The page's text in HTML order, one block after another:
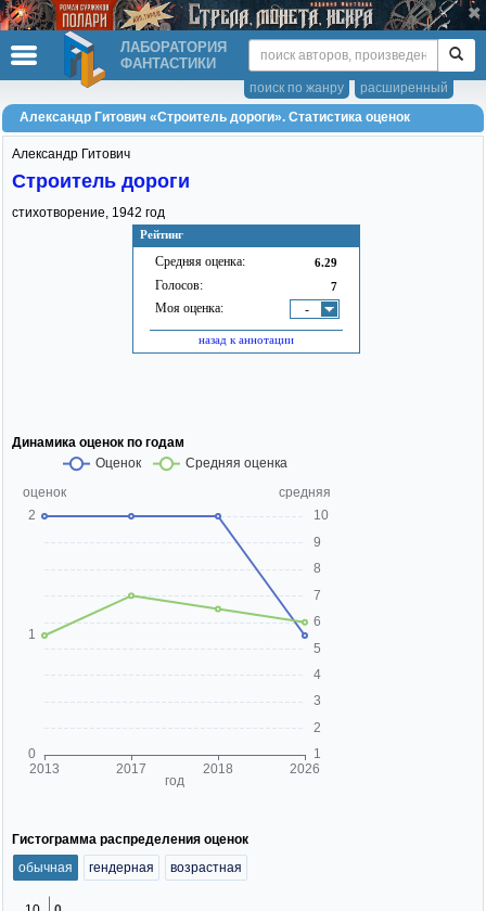
ЛАБОРАТОРИЯ
ФАНТАСТИКИ
расширенный
поиск по жанру
Александр Гитович «Строитель дороги». Статистика оценок
Рейтинг
Средняя оценка: 6.29
Голосов: 7
Моя оценка: -
назад к аннотации
Александр Гитович
Строитель дороги
стихотворение, 1942 год
Динамика оценок по годам
Гистограмма распределения оценок
обычная
гендерная возрастная